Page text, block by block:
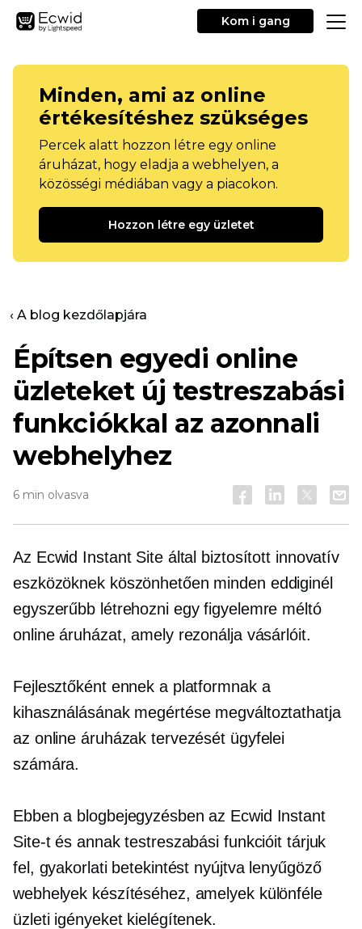
Kom i gang
Minden, ami az online
értékesítéshez szükséges
Percek alatt hozzon létre egy online
áruházat, hogy eladja a webhelyen, a
közösségi médiában vagy a piacokon.
Hozzon létre egy üzletet
‹ A blog kezdőlapjára
Építsen egyedi online
üzleteket új testreszabási
funkciókkal az azonnali
webhelyhez
6 min olvasva
Az Ecwid Instant Site által biztosított innovatív
eszközöknek köszönhetően minden eddiginél
egyszerűbb létrehozni egy figyelemre méltó
online áruházat, amely rezonálja vásárlóit.
Fejlesztőként ennek a platformnak a
kihasználásának megértése megváltoztathatja
az online áruházak tervezését ügyfelei
számára.
Ebben a blogbejegyzésben az Ecwid Instant
Site-t és annak testreszabási funkcióit tárjuk
fel, gyakorlati betekintést nyújtva lenyűgöző
webhelyek készítéséhez, amelyek különféle
üzleti igényeket kielégítenek.